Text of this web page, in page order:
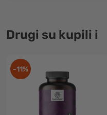
Drugi su kupili i
-11%